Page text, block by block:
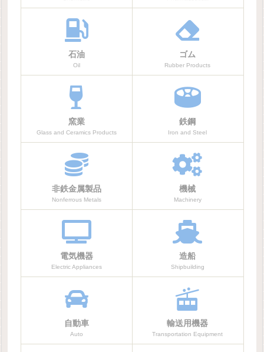
石油
Oil
ゴム
Rubber Products
窯業
Glass and Ceramics Products
鉄鋼
Iron and Steel
非鉄金属製品
Nonferrous Metals
機械
Machinery
電気機器
Electric Appliances
造船
Shipbuilding
自動車
Auto
輸送用機器
Transportation Equipment